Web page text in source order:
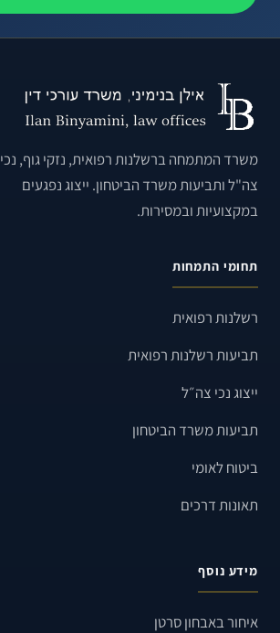
משרד המתמחה ברשלנות רפואית, נזקי גוף, נכי
צה"ל ותביעות משרד הביטחון. ייצוג נפגעים
במקצועיות ובמסירות.
תחומי התמחות
רשלנות רפואית
תביעות רשלנות רפואית
ייצוג נכי צה״ל
תביעות משרד הביטחון
ביטוח לאומי
תאונות דרכים
מידע נוסף
איחור באבחון סרטן